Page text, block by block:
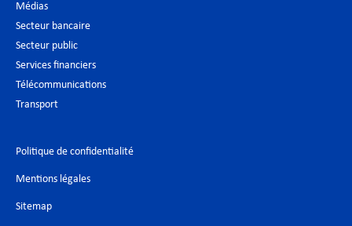
Médias
Secteur bancaire
Secteur public
Services financiers
Télécommunications
Transport
Politique de confidentialité
Mentions légales
Sitemap